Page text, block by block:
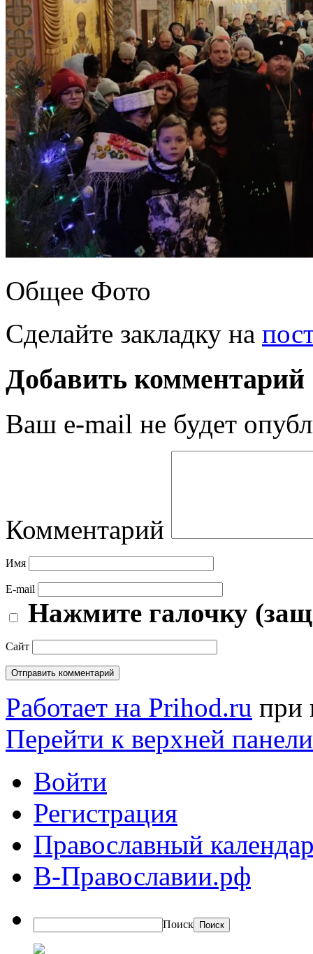
Общее Фото
Сделайте закладку на
Добавить комментарий
Ваш e-mail не будет
Комментарий
Имя
E-mail
Нажмите галочку
Сайт
Работает на Prihod.ru при
Перейти к верхней панели
Войти
Регистрация
Православный
В-Православии.рф
Поиск